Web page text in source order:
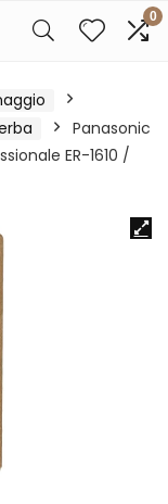
0
Panasonic
ER-1610 /